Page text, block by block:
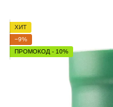
ХИТ
−9%
ПРОМОКОД - 10%